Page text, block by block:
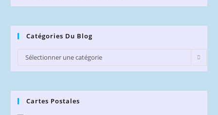
Catégories Du Blog
Catégories
du
Sélectionner une catégorie
Cartes Postales